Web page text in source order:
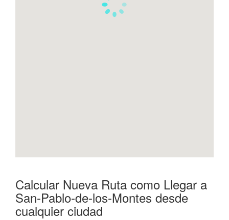
Calcular Nueva Ruta como Llegar a
San-Pablo-de-los-Montes desde
cualquier ciudad